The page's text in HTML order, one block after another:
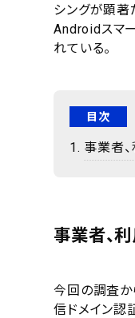
シングが顕著
Androidスマ
れている。
目次
事業者
事業者、
今回の調査か
信ドメイン認